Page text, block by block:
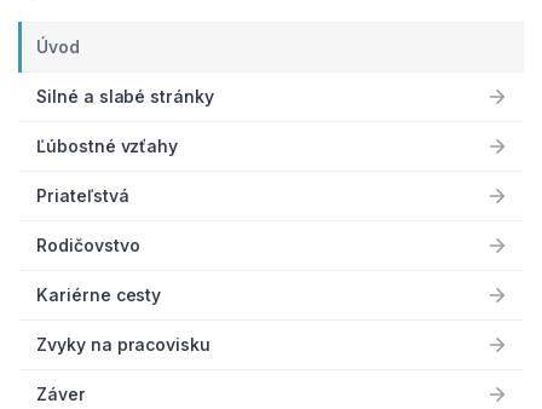
Úvod
Silné a slabé stránky
Ľúbostné vzťahy
Priateľstvá
Rodičovstvo
Kariérne cesty
Zvyky na pracovisku
Záver